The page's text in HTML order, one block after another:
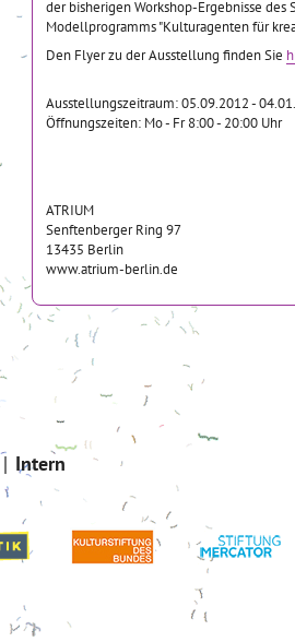
der bisherigen Workshop-Ergebnisse
Modellprogramms "Kulturagenten für
Den Flyer zu der Ausstellung finden Sie
Ausstellungszeitraum: 05.09.2012 -
Öffnungszeiten: Mo - Fr 8:00 - 20:00 Uhr
ATRIUM
Senftenberger Ring 97
13435 Berlin
www.atrium-berlin.de
Intern